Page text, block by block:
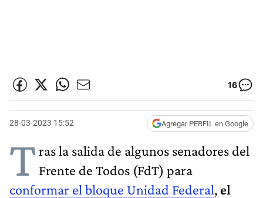
16
28-03-2023 15:52 Agregar PERFIL en Google
Tras la salida de algunos senadores del
Frente de Todos (FdT) para
conformar el bloque Unidad Federal, el